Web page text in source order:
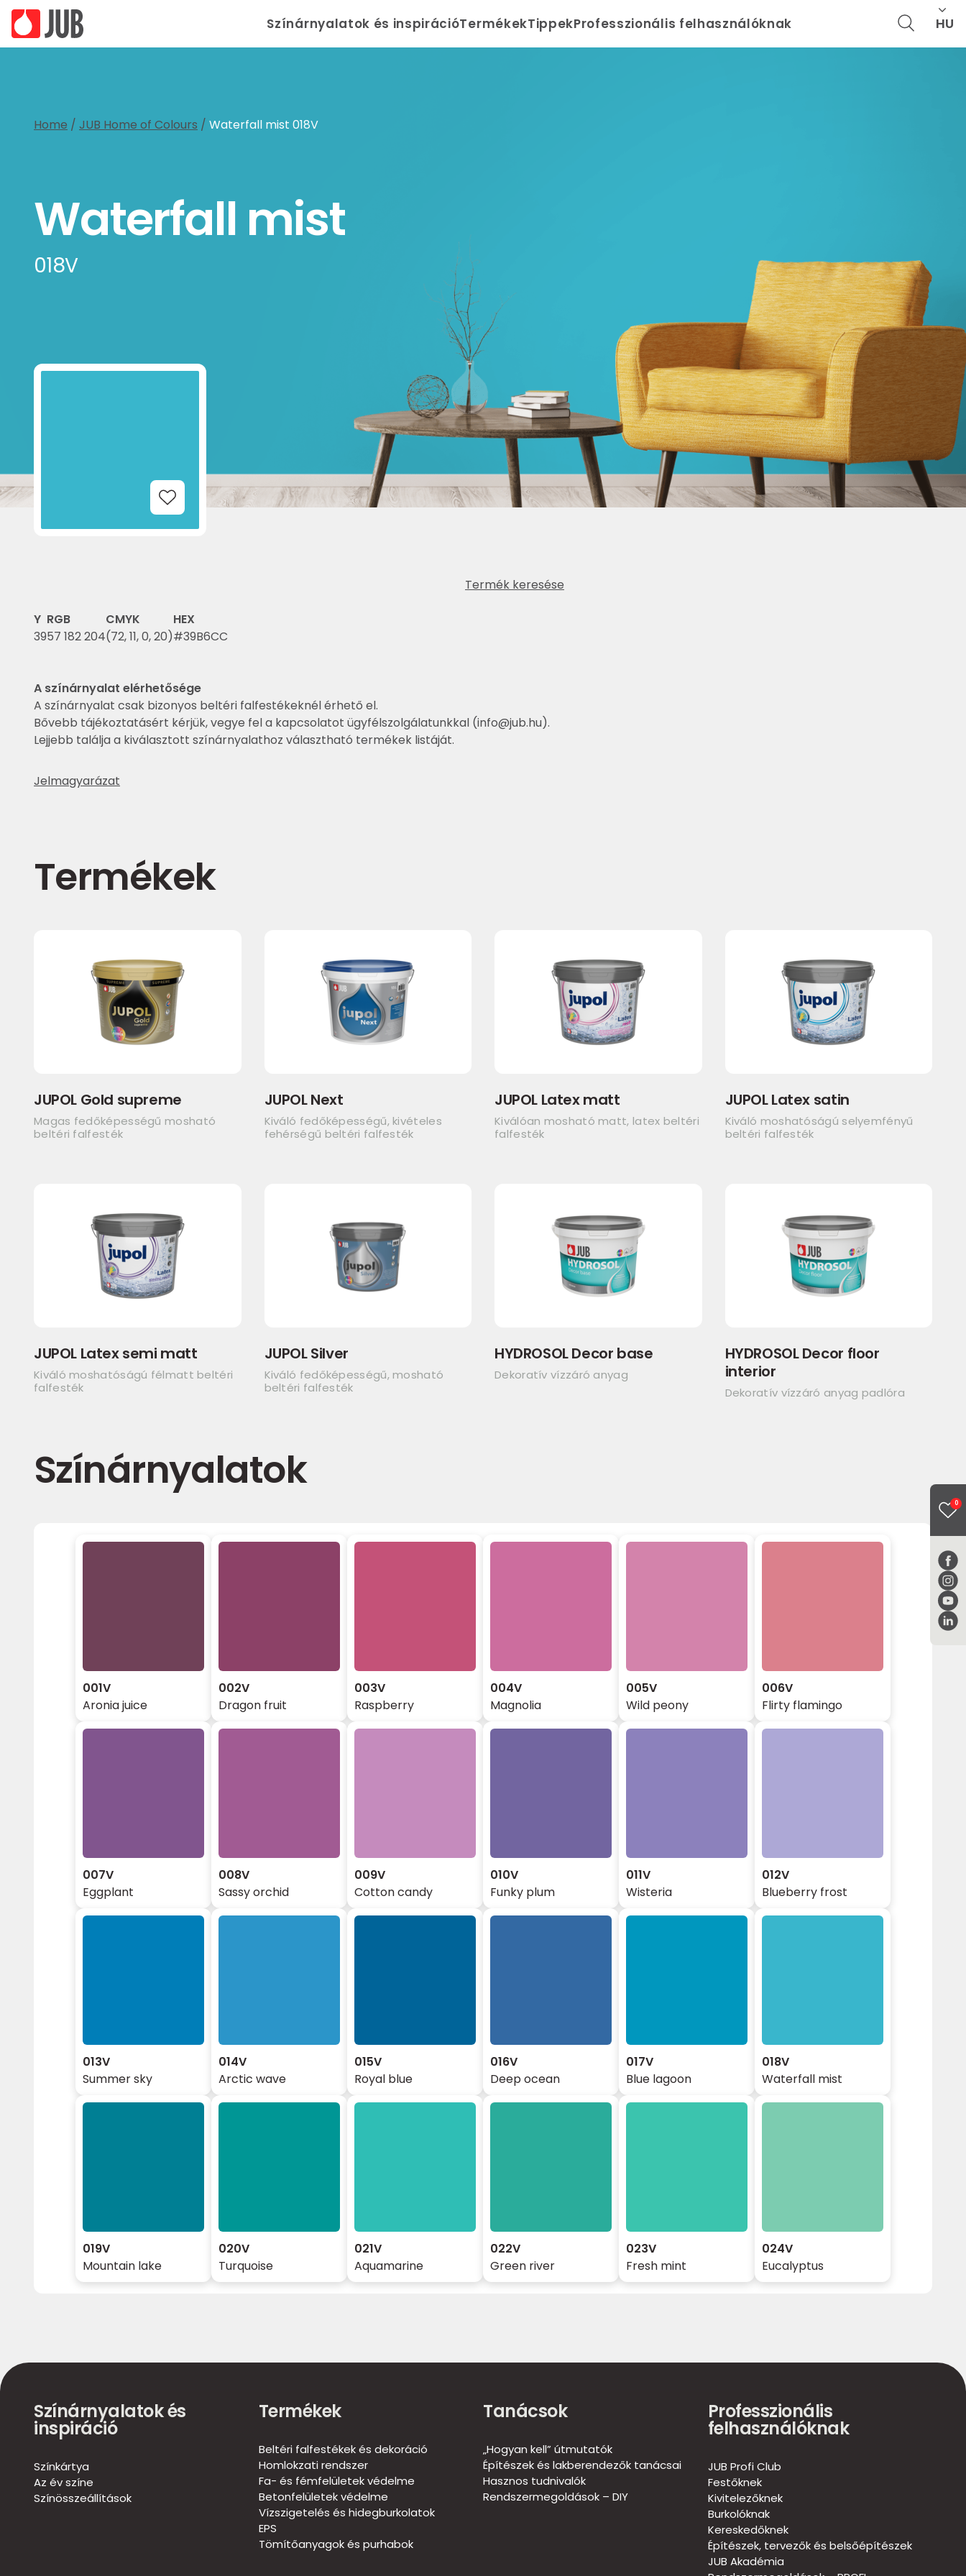
Színárnyalatok és inspirációTermékekTippekProfesszionális felhasználóknak HU
0
Home / JUB Home of Colours / Waterfall mist 018V
Waterfall mist
018V
Add to Wishlist
Termék keresése
Y
39
RGB
57 182 204
CMYK
(72, 11, 0, 20)
HEX
#39B6CC
A színárnyalat elérhetősége
A színárnyalat csak bizonyos beltéri falfestékeknél érhető el.
Bővebb tájékoztatásért kérjük, vegye fel a kapcsolatot ügyfélszolgálatunkkal (info@jub.hu).
Lejjebb találja a kiválasztott színárnyalathoz választható termékek listáját.
Jelmagyarázat
Termékek
JUPOL Gold supreme
Magas fedőképességű mosható
beltéri falfesték
JUPOL Next
Kiváló fedőképességű, kivételes
fehérségű beltéri falfesték
JUPOL Latex matt
Kiválóan mosható matt, latex beltéri
falfesték
JUPOL Latex satin
Kiváló moshatóságú selyemfényű
beltéri falfesték
JUPOL Latex semi matt
Kiváló moshatóságú félmatt beltéri
falfesték
JUPOL Silver
Kiváló fedőképességű, mosható
beltéri falfesték
HYDROSOL Decor base
Dekoratív vízzáró anyag
HYDROSOL Decor floor
interior
Dekoratív vízzáró anyag padlóra
Színárnyalatok
001V
Aronia juice
002V
Dragon fruit
003V
Raspberry
004V
Magnolia
005V
Wild peony
006V
Flirty flamingo
007V
Eggplant
008V
Sassy orchid
009V
Cotton candy
010V
Funky plum
011V
Wisteria
012V
Blueberry frost
013V
Summer sky
014V
Arctic wave
015V
Royal blue
016V
Deep ocean
017V
Blue lagoon
018V
Waterfall mist
019V
Mountain lake
020V
Turquoise
021V
Aquamarine
022V
Green river
023V
Fresh mint
024V
Eucalyptus
Színárnyalatok és
inspiráció
Színkártya
Az év színe
Színösszeállítások
Termékek
Beltéri falfestékek és dekoráció
Homlokzati rendszer
Fa- és fémfelületek védelme
Betonfelületek védelme
Vízszigetelés és hidegburkolatok
EPS
Tömítőanyagok és purhabok
Tanácsok
„Hogyan kell” útmutatók
Építészek és lakberendezők tanácsai
Hasznos tudnivalók
Rendszermegoldások – DIY
Professzionális
felhasználóknak
JUB Profi Club
Festőknek
Kivitelezőknek
Burkolóknak
Kereskedőknek
Építészek, tervezők és belsőépítészek
JUB Akadémia